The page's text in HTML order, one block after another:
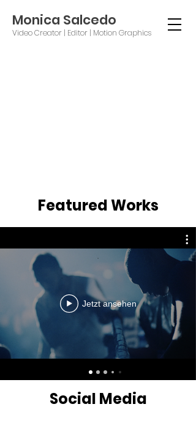
Monica Salcedo
Video Creator | Editor | Motion Graphics
Featured Works
Jetzt ansehen
Social Media